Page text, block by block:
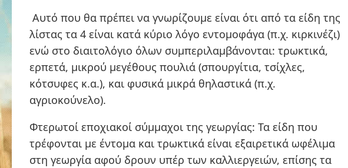
Αυτό που θα πρέπει να γνωρίζουμε είναι ότι από τα είδη της
λίστας τα 4 είναι κατά κύριο λόγο εντομοφάγα (π.χ. κιρκινέζι)
ενώ στο διαιτολόγιο όλων συμπεριλαμβάνονται: τρωκτικά,
ερπετά, μικρού μεγέθους πουλιά (σπουργίτια, τσίχλες,
κότσυφες κ.α.), και φυσικά μικρά θηλαστικά (π.χ.
αγριοκούνελο).
Φτερωτοί εποχιακοί σύμμαχοι της γεωργίας: Τα είδη που
τρέφονται με έντομα και τρωκτικά είναι εξαιρετικά ωφέλιμα
στη γεωργία αφού δρουν υπέρ των καλλιεργειών, επίσης τα